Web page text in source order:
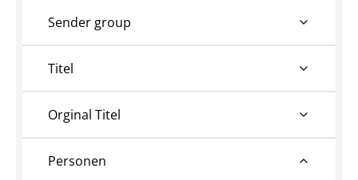
Sender group
Titel
Orginal Titel
Personen